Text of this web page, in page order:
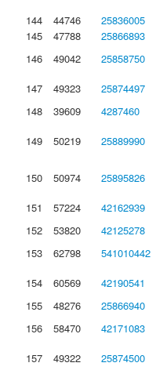
144
44746 25836005
145
47788 25866893
146
49042 25858750
147
49323 25874497
148
39609 4287460
149
50219 25889990
150 50974 25895826
151
57224 42162939
152
53820 42125278
153
62798 541010442
154
60569 42190541
155
48276 25866940
156
58470 42171083
157
49322 25874500